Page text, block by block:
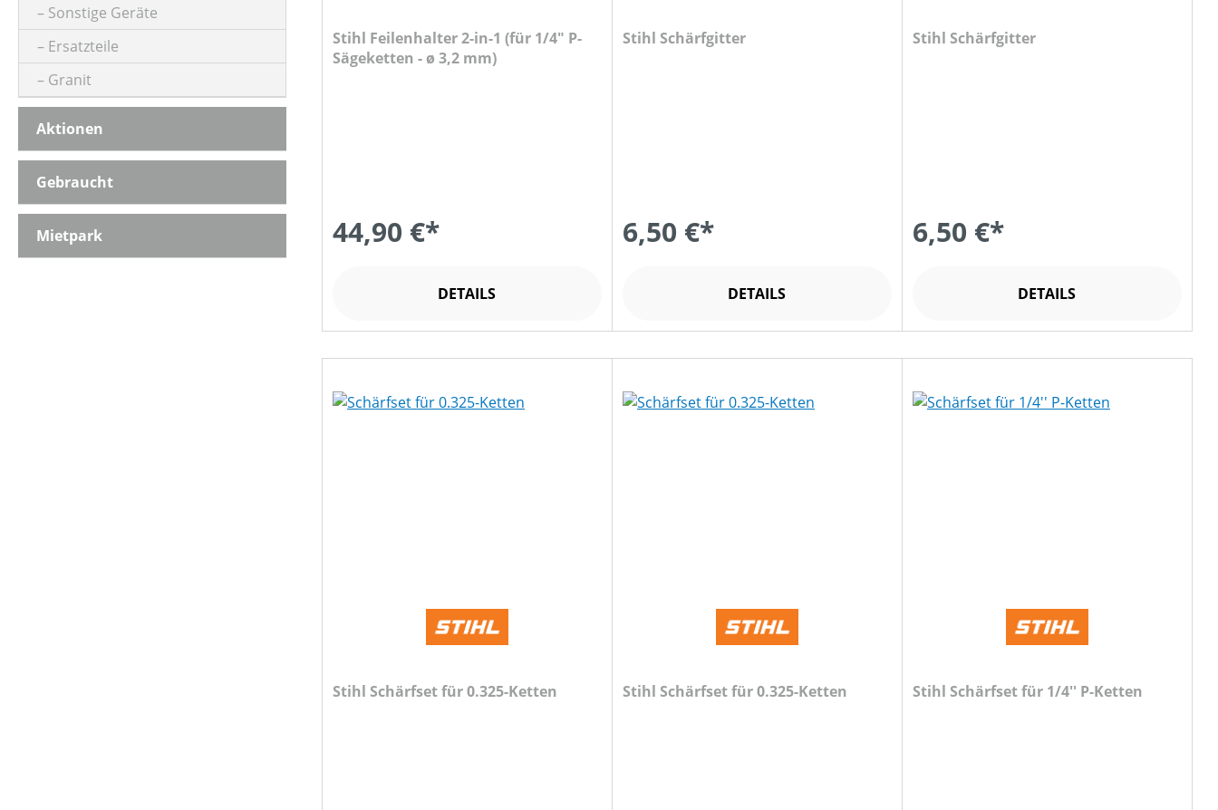
Sonstige Geräte
Ersatzteile
Granit
Aktionen
Gebraucht
Mietpark
Stihl Feilenhalter 2-in-1 (für 1/4" P-
Sägeketten - ø 3,2 mm)
44,90 €*
DETAILS
Stihl Schärfgitter
6,50 €*
DETAILS
Stihl Schärfgitter
6,50 €*
DETAILS
Stihl Schärfset für 0.325-Ketten Stihl Schärfset für 0.325-Ketten Stihl Schärfset für 1/4'' P-Ketten